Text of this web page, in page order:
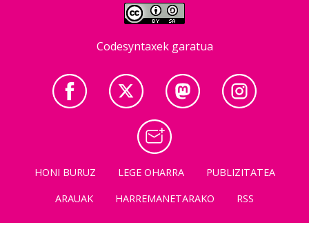
Codesyntaxek garatua
HONI BURUZ LEGE OHARRA
PUBLIZITATEA
ARAUAK
HARREMANETARAKO RSS